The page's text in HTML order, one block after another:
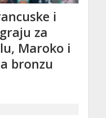
i
za
Maroko i
bronzu